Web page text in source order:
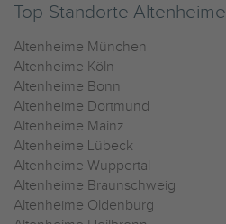
Top-Standorte Altenheime
Altenheime München
Altenheime Köln
Altenheime Bonn
Altenheime Dortmund
Altenheime Mainz
Altenheime Lübeck
Altenheime Wuppertal
Altenheime Braunschweig
Altenheime Oldenburg